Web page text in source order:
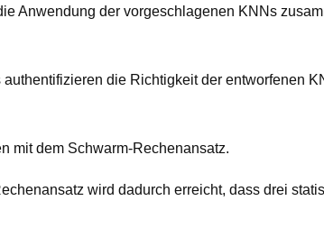
Anwendung der vorgeschlagenen KNNs
die Richtigkeit der entworfenen
mit dem Schwarm-Rechenansatz.
wird dadurch erreicht, dass drei